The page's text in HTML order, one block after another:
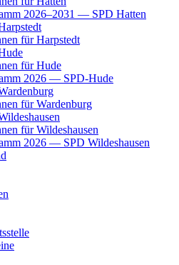
2026–2031 — SPD Hat­ten
für Harp­s­tedt
für Hude
2026 — SPD-Hude
für War­den­burg
für Wil­des­hau­sen
2026 — SPD Wil­des­hau­sen